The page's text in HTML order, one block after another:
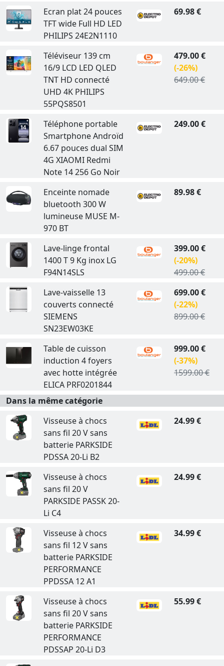
Ecran plat 24 pouces
TFT wide Full HD LED
PHILIPS 24E2N1110
69.98 €
Téléviseur 139 cm
16/9 LCD LED QLED
TNT HD connecté
UHD 4K PHILIPS
55PQS8501
479.00 €
(-26%)
649.00 €
Téléphone portable
Smartphone Androïd
6.67 pouces dual SIM
4G XIAOMI Redmi
Note 14 256 Go Noir
249.00 €
Enceinte nomade
bluetooth 300 W
lumineuse MUSE M-
970 BT
89.98 €
Lave-linge frontal
1400 T 9 Kg inox LG
F94N14SLS
399.00 €
(-20%)
499.00 €
Lave-vaisselle 13
couverts connecté
SIEMENS
SN23EW03KE
699.00 €
(-22%)
899.00 €
Table de cuisson
induction 4 foyers
avec hotte intégrée
ELICA PRF0201844
999.00 €
(-37%)
1599.00 €
Dans la même catégorie
Visseuse à chocs
sans fil 20 V sans
batterie PARKSIDE
PDSSA 20-Li B2
24.99 €
Visseuse à chocs
sans fil 20 V
PARKSIDE PASSK 20-
Li C4
24.99 €
Visseuse à chocs
sans fil 12 V sans
batterie PARKSIDE
PERFORMANCE
PPDSSA 12 A1
34.99 €
Visseuse à chocs
sans fil 20 V sans
batterie PARKSIDE
PERFORMANCE
PDSSAP 20-Li D3
55.99 €